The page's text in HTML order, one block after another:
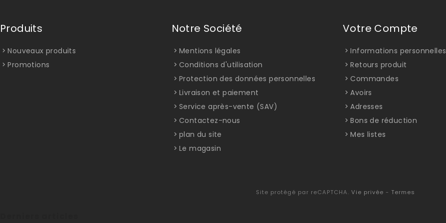
Produits
Nouveaux produits
Promotions
Notre Société
Mentions légales
Conditions d'utilisation
Protection des données personnelles
Livraison et paiement
Service après-vente (SAV)
Contactez-nous
plan du site
Le magasin
Votre Compte
Informations personnelles
Retours produit
Commandes
Avoirs
Adresses
Bons de réduction
Mes listes
Site protégé par reCAPTCHA. Vie privée - Termes